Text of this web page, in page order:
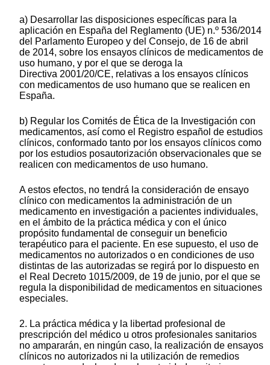
a) Desarrollar las disposiciones específicas para la
aplicación en España del Reglamento (UE) n.º 536/2014
del Parlamento Europeo y del Consejo, de 16 de abril
de 2014, sobre los ensayos clínicos de medicamentos de
uso humano, y por el que se deroga la
Directiva 2001/20/CE, relativas a los ensayos clínicos
con medicamentos de uso humano que se realicen en
España.
b) Regular los Comités de Ética de la Investigación con
medicamentos, así como el Registro español de estudios
clínicos, conformado tanto por los ensayos clínicos como
por los estudios posautorización observacionales que se
realicen con medicamentos de uso humano.
A estos efectos, no tendrá la consideración de ensayo
clínico con medicamentos la administración de un
medicamento en investigación a pacientes individuales,
en el ámbito de la práctica médica y con el único
propósito fundamental de conseguir un beneficio
terapéutico para el paciente. En ese supuesto, el uso de
medicamentos no autorizados o en condiciones de uso
distintas de las autorizadas se regirá por lo dispuesto en
el Real Decreto 1015/2009, de 19 de junio, por el que se
regula la disponibilidad de medicamentos en situaciones
especiales.
2. La práctica médica y la libertad profesional de
prescripción del médico u otros profesionales sanitarios
no ampararán, en ningún caso, la realización de ensayos
clínicos no autorizados ni la utilización de remedios